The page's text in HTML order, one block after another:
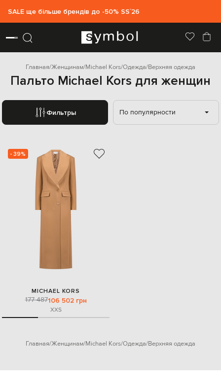
SALE ще більше брендів до -50% SS`26
Главная Женщинам Michael Kors Одежда Верхняя одежда
Пальто Michael Kors для женщин
Фильтры По популярности
- 39%
MICHAEL KORS
177 487106 502 грн
XXS
Главная Женщинам Michael Kors Одежда Верхняя одежда